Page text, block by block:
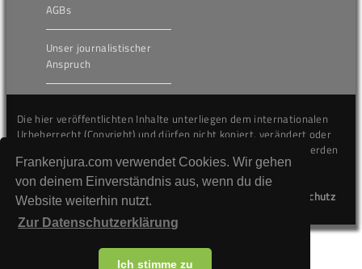
Frankenjura.com verwendet Cookies. Wir gehen
von deinem Einverständnis aus, wenn du die
Website weiterhin nutzt.
Zur Datenschutzerklärung
Ich stimme zu
AGBs
Unser journalistischer
Anspruch
Die hier veröffentlichten Inhalte unterliegen dem internationalen
Urheberrecht (Copyright) und dürfen nicht kopiert, verändert oder
unverändert wiederveröffentlicht werden. Gegen Verstöße werden
wir auf juristischem Wege vorgehen.
Datenschutz